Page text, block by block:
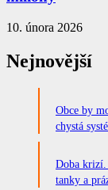
10. února 2026
Nejnovější
Obce by
chystá
Doba krizí.
tanky a